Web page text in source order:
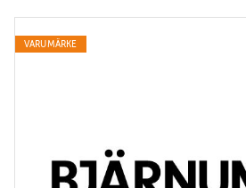
VARUMÄRKE